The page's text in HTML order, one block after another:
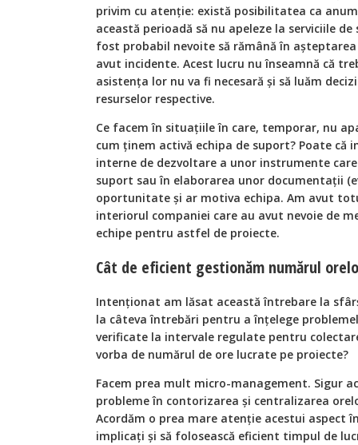
privim cu atenție: există posibilitatea ca
această perioadă să nu apeleze la serviciile
fost probabil nevoite să rămână în
avut incidente. Acest lucru nu înseamnă că
asistența lor nu va fi necesară și să luăm
resurselor respective.
Ce facem în situațiile în care, temporar, nu
cum ținem activă echipa de suport? Poate
interne de dezvoltare a unor instrumente
suport sau în elaborarea unor documentații
oportunitate și ar motiva echipa. Am avut
interiorul companiei care au avut nevoie de
echipe pentru astfel de proiecte.
Cât de eficient gestionăm numărul
Intenţionat am lăsat această întrebare la
la câteva întrebări pentru a înţelege
verificate la intervale regulate pentru
vorba de numărul de ore lucrate pe proiecte?
Facem prea mult micro-management. Sigur
probleme în contorizarea şi centralizarea
Acordăm o prea mare atenţie acestui aspect
implicaţi şi să folosească eficient timpul de